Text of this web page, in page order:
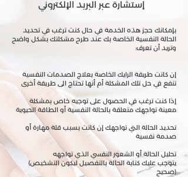
إستشارة عبر البريد الإلكتروني
بإمكانك حجز هذه الخدمة في حال كنت ترغب في تحدید
الحالة النفسیة الخاصة بك عند طرح مشكلتك بشكل واضح
:وترید أن تعرف
إن كانت طریقة الرایك الخاصة بعلاج الصدمات النفسیة
تنفع في حل تلك المشكلة أم أنها تحتاج الى طريقة أخرى
إذا كنت ترغب في الحصول على توجیه خاص بمشكلة
معینة تواجهك متعلقة بالحالة النفسیة أو الطاقة الحیویة
تحدید الحالة التي تواجهك إن كانت بسبب قلة مهارة أو
صدمة نفسیة
تحليل الحالة أو الشعور النفسي الذي تواجهه
(یتوجب علیك كتابة الحالة بالتفصیل لیكون التشخیص
صحیح)